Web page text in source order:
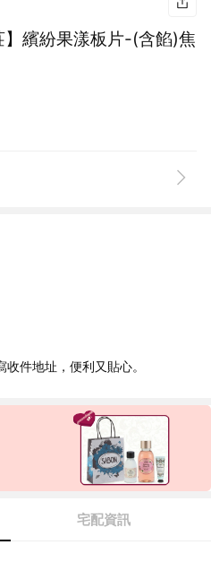
繽紛果漾板片-(含餡)焦
件地址，便利又貼心。
宅配資訊